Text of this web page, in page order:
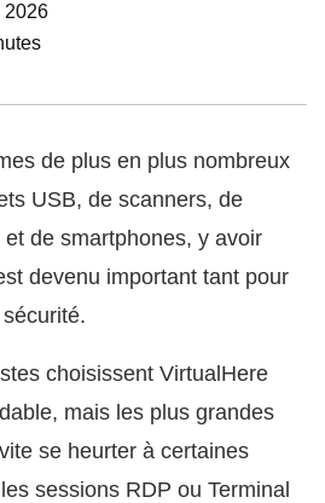
2026
de plus en plus nombreux
USB, de scanners, de
de smartphones, y avoir
devenu important tant pour
choisissent VirtualHere
mais les plus grandes
se heurter à certaines
sessions RDP ou Terminal